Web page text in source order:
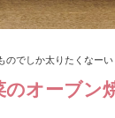
のでしか太りたくなーい
のオーブン